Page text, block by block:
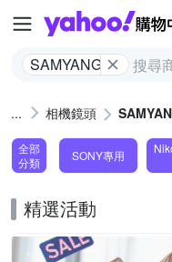
SAMYANG
相機鏡頭
全部
分類
SONY專用
精選活動